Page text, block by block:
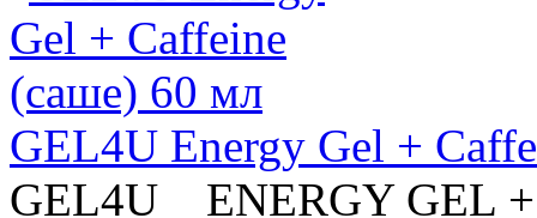
GEL4U Energy Gel +
GEL4U ENERGY